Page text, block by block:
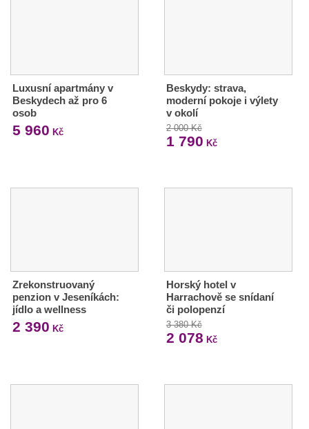
Luxusní apartmány v
Beskydech až pro 6
osob
5 960 Kč
Beskydy: strava,
moderní pokoje i výlety
v okolí
2 000 Kč
1 790 Kč
Zrekonstruovaný
penzion v Jeseníkách:
jídlo a wellness
2 390 Kč
Horský hotel v
Harrachově se snídaní
či polopenzí
3 380 Kč
2 078 Kč